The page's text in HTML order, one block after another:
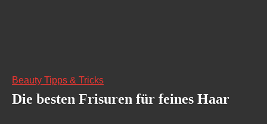
Beauty Tipps & Tricks
Die besten Frisuren für feines Haar